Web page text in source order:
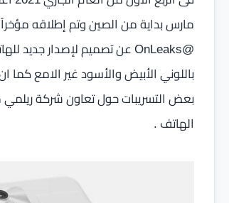
مارس بداية من الصين وتم إطلاقه
باللوني الأبيض والأسود غير الامع
الهاتف .